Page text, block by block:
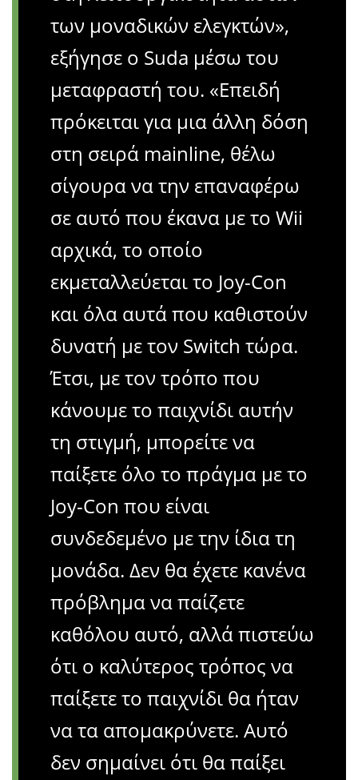
των μοναδικών ελεγκτών»,
εξήγησε ο Suda μέσω του
μεταφραστή του. «Επειδή
πρόκειται για μια άλλη δόση
στη σειρά mainline, θέλω
σίγουρα να την επαναφέρω
σε αυτό που έκανα με το Wii
αρχικά, το οποίο
εκμεταλλεύεται το Joy-Con
και όλα αυτά που καθιστούν
δυνατή με τον Switch τώρα.
Έτσι, με τον τρόπο που
κάνουμε το παιχνίδι αυτήν
τη στιγμή, μπορείτε να
παίξετε όλο το πράγμα με το
Joy-Con που είναι
συνδεδεμένο με την ίδια τη
μονάδα. Δεν θα έχετε κανένα
πρόβλημα να παίζετε
καθόλου αυτό, αλλά πιστεύω
ότι ο καλύτερος τρόπος να
παίξετε το παιχνίδι θα ήταν
να τα απομακρύνετε. Αυτό
δεν σημαίνει ότι θα παίξει